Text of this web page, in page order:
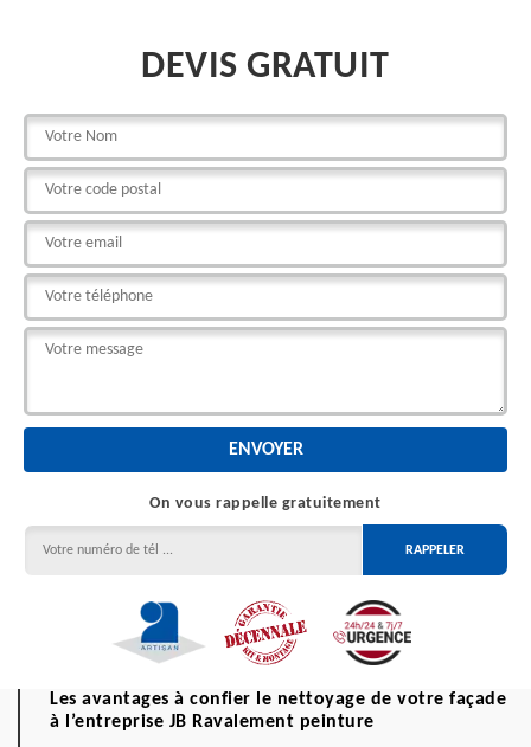
DEVIS GRATUIT
On vous rappelle gratuitement
Les avantages à confier le nettoyage de votre façade
à l’entreprise JB Ravalement peinture